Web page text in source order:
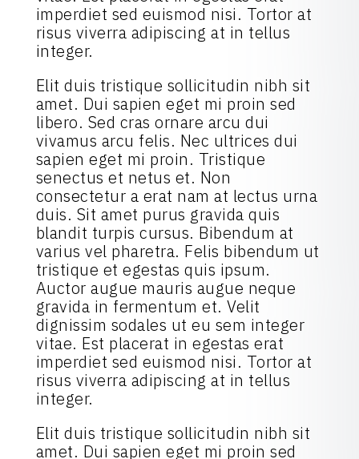
imperdiet sed euismod nisi. Tortor at
risus viverra adipiscing at in tellus
integer.
Elit duis tristique sollicitudin nibh sit
amet. Dui sapien eget mi proin sed
libero. Sed cras ornare arcu dui
vivamus arcu felis. Nec ultrices dui
sapien eget mi proin. Tristique
senectus et netus et. Non
consectetur a erat nam at lectus urna
duis. Sit amet purus gravida quis
blandit turpis cursus. Bibendum at
varius vel pharetra. Felis bibendum ut
tristique et egestas quis ipsum.
Auctor augue mauris augue neque
gravida in fermentum et. Velit
dignissim sodales ut eu sem integer
vitae. Est placerat in egestas erat
imperdiet sed euismod nisi. Tortor at
risus viverra adipiscing at in tellus
integer.
Elit duis tristique sollicitudin nibh sit
amet. Dui sapien eget mi proin sed